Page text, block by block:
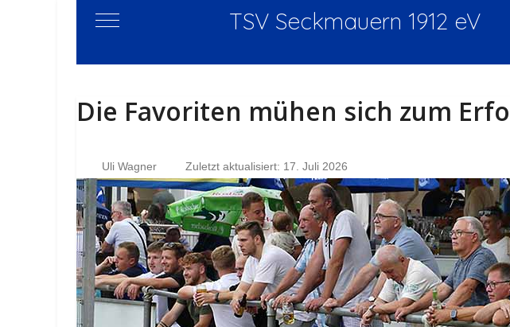
Mobile Menu Toggle TSV Seckmauern 1912 eV
Die Favoriten mühen sich zum
Uli Wagner Zuletzt aktualisiert: 17. Juli 2026